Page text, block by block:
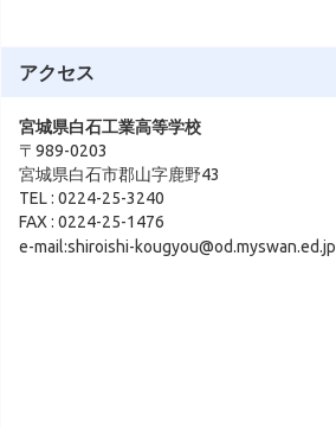
アクセス
宮城県白石工業高等学校
〒989-0203
宮城県白石市郡山字鹿野43
TEL : 0224-25-3240
FAX : 0224-25-1476
e-mail:shiroishi-kougyou@od.myswan.ed.jp